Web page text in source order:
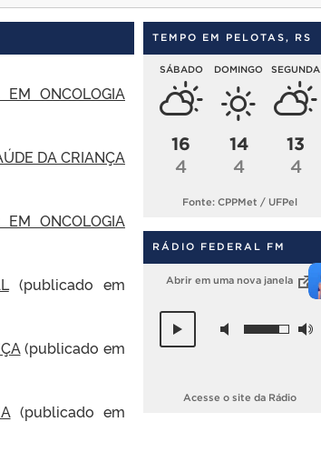
EM ONCOLOGIA
DA CRIANÇA
ONCOLOGIA
(publicado em
(publicado em
(publicado em
TEMPO EM PELOTAS, RS
SÁBADO
16
4
DOMINGO
14
4
SEGUNDA
13
4
Fonte: CPPMet / UFPel
RÁDIO FEDERAL FM
Abrir em uma nova janela
Acesse o site da Rádio